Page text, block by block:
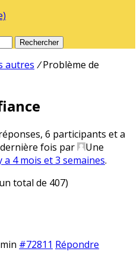
Rechercher
autres / Problème de
6 participants et a
fois par
Une
a 4 mois et 3 semaines.
total de 407)
#72811 Répondre